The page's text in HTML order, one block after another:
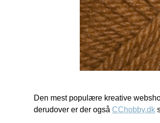
Den mest populære kreative
derudover er der også CChobby.dk